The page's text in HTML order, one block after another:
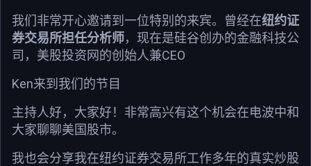
我们非常开心邀请到一位特别的来宾。曾经在纽约证
券交易所担任分析师，现在是硅谷创办的金融科技公
司，美股投资网的创始人兼CEO
Ken来到我们的节目
主持人好，大家好！非常高兴有这个机会在电波中和
大家聊聊美国股市。
我也会分享我在纽约证券交易所工作多年的真实炒股